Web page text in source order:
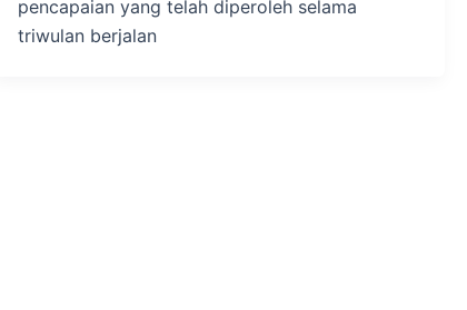
pencapaian yang telah diperoleh selama
triwulan berjalan